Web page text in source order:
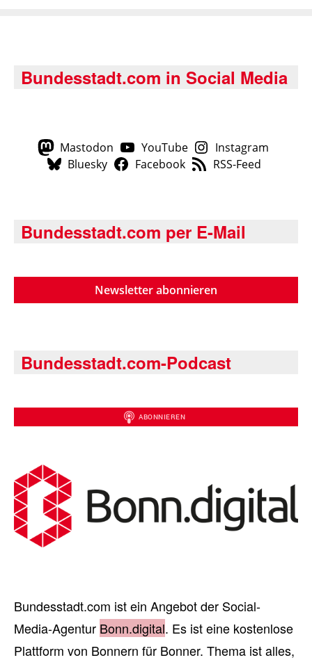
Bundesstadt.com in Social Media
Mastodon YouTube
Instagram
Bluesky
Facebook RSS-Feed
Bundesstadt.com per E-Mail
Newsletter abonnieren
Bundesstadt.com-Podcast
Bundesstadt.com ist ein Angebot der Social-
Media-Agentur Bonn.digital. Es ist eine kostenlose
Plattform von Bonnern für Bonner. Thema ist alles,